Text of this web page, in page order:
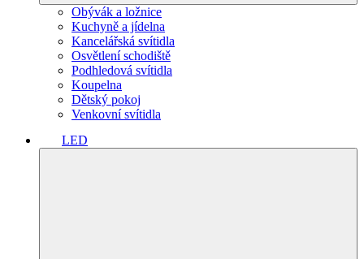
Obývák a ložnice
Kuchyně a jídelna
Kancelářská svítidla
Osvětlení schodiště
Podhledová svítidla
Koupelna
Dětský pokoj
Venkovní svítidla
LED